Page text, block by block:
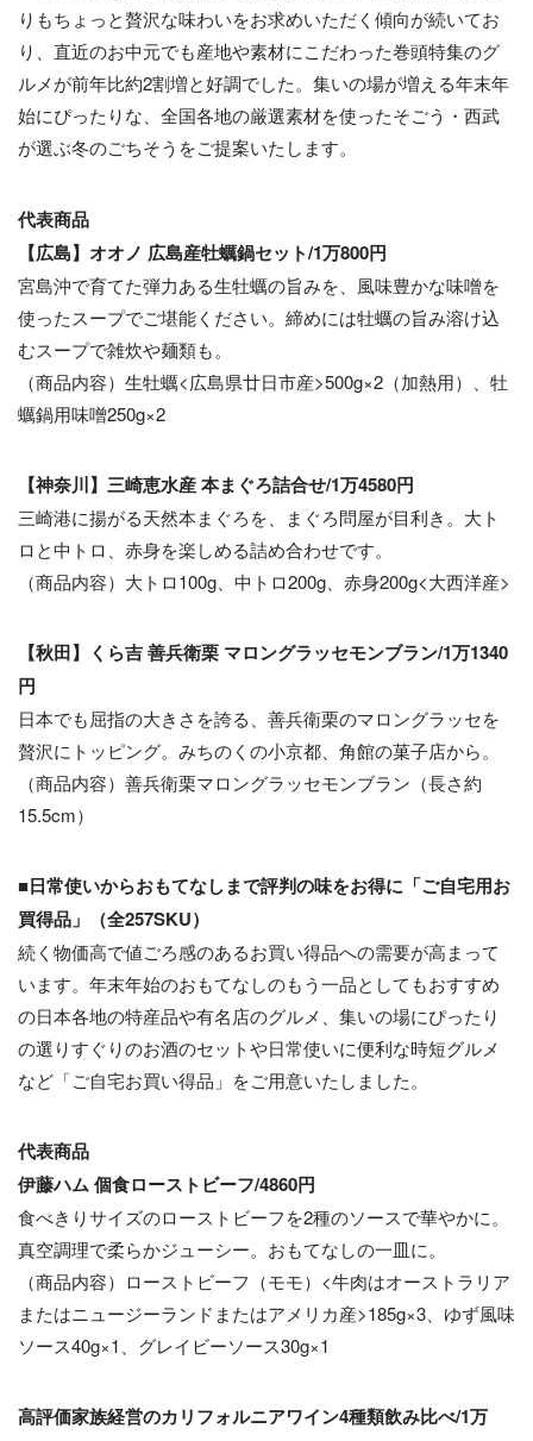
りもちょっと贅沢な味わいをお求めいただく傾向が続いてお
り、直近のお中元でも産地や素材にこだわった巻頭特集のグ
ルメが前年比約2割増と好調でした。集いの場が増える年末年
始にぴったりな、全国各地の厳選素材を使ったそごう・西武
が選ぶ冬のごちそうをご提案いたします。
代表商品
【広島】オオノ 広島産牡蠣鍋セット/1万800円
宮島沖で育てた弾力ある生牡蠣の旨みを、風味豊かな味噌を
使ったスープでご堪能ください。締めには牡蠣の旨み溶け込
むスープで雑炊や麺類も。
（商品内容）生牡蠣<広島県廿日市産>500g×2（加熱用）、牡
蠣鍋用味噌250g×2
【神奈川】三崎恵水産 本まぐろ詰合せ/1万4580円
三崎港に揚がる天然本まぐろを、まぐろ問屋が目利き。大ト
ロと中トロ、赤身を楽しめる詰め合わせです。
（商品内容）大トロ100g、中トロ200g、赤身200g<大西洋産>
【秋田】くら吉 善兵衛栗 マロングラッセモンブラン/1万1340
円
日本でも屈指の大きさを誇る、善兵衛栗のマロングラッセを
贅沢にトッピング。みちのくの小京都、角館の菓子店から。
（商品内容）善兵衛栗マロングラッセモンブラン（長さ約
15.5cm）
■日常使いからおもてなしまで評判の味をお得に「ご自宅用お
買得品」（全257SKU）
続く物価高で値ごろ感のあるお買い得品への需要が高まって
います。年末年始のおもてなしのもう一品としてもおすすめ
の日本各地の特産品や有名店のグルメ、集いの場にぴったり
の選りすぐりのお酒のセットや日常使いに便利な時短グルメ
など「ご自宅お買い得品」をご用意いたしました。
代表商品
伊藤ハム 個食ローストビーフ/4860円
食べきりサイズのローストビーフを2種のソースで華やかに。
真空調理で柔らかジューシー。おもてなしの一皿に。
（商品内容）ローストビーフ（モモ）<牛肉はオーストラリア
またはニュージーランドまたはアメリカ産>185g×3、ゆず風味
ソース40g×1、グレイビーソース30g×1
高評価家族経営のカリフォルニアワイン4種類飲み比べ/1万